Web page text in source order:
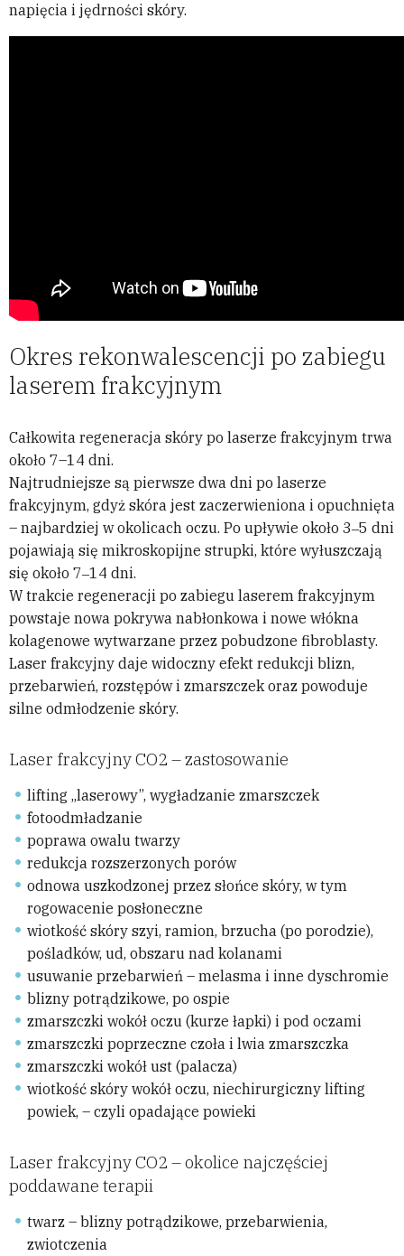
napięcia i jędrności skóry.
Okres rekonwalescencji po zabiegu
laserem frakcyjnym
Całkowita regeneracja skóry po laserze frakcyjnym trwa
około 7–14 dni.
Najtrudniejsze są pierwsze dwa dni po laserze
frakcyjnym, gdyż skóra jest zaczerwieniona i opuchnięta
– najbardziej w okolicach oczu. Po upływie około 3‒5 dni
pojawiają się mikroskopijne strupki, które wyłuszczają
się około 7‒14 dni.
W trakcie regeneracji po zabiegu laserem frakcyjnym
powstaje nowa pokrywa nabłonkowa i nowe włókna
kolagenowe wytwarzane przez pobudzone fibroblasty.
Laser frakcyjny daje widoczny efekt redukcji blizn,
przebarwień, rozstępów i zmarszczek oraz powoduje
silne odmłodzenie skóry.
Laser frakcyjny CO2 – zastosowanie
lifting „laserowy”, wygładzanie zmarszczek
fotoodmładzanie
poprawa owalu twarzy
redukcja rozszerzonych porów
odnowa uszkodzonej przez słońce skóry, w tym
rogowacenie posłoneczne
wiotkość skóry szyi, ramion, brzucha (po porodzie),
pośladków, ud, obszaru nad kolanami
usuwanie przebarwień – melasma i inne dyschromie
blizny potrądzikowe, po ospie
zmarszczki wokół oczu (kurze łapki) i pod oczami
zmarszczki poprzeczne czoła i lwia zmarszczka
zmarszczki wokół ust (palacza)
wiotkość skóry wokół oczu, niechirurgiczny lifting
powiek, – czyli opadające powieki
Laser frakcyjny CO2 – okolice najczęściej
poddawane terapii
twarz – blizny potrądzikowe, przebarwienia,
zwiotczenia